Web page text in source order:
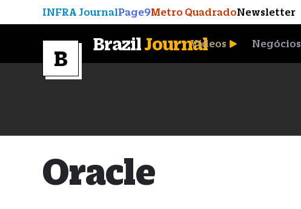
INFRA JournalPage9Metro QuadradoNewsletter
BrazilJournalVídeos Negócios
Oracle